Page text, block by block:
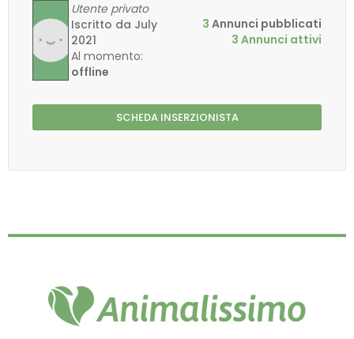
Utente privato
Iscritto da July
2021
Al momento:
offline
3 Annunci pubblicati
3 Annunci attivi
SCHEDA INSERZIONISTA